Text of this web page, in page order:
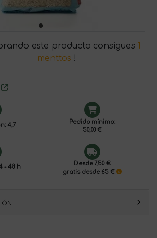
este producto consigues 1
menttos !
4,7
Pedido mínimo:
50,00 €
- 48 h
Desde 7,50 €
gratis desde 65 €